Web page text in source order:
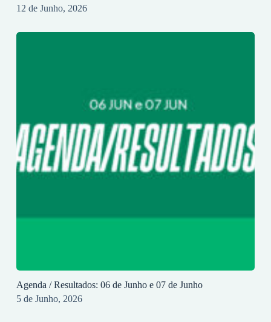
12 de Junho, 2026
Agenda / Resultados: 06 de Junho e 07 de Junho
5 de Junho, 2026